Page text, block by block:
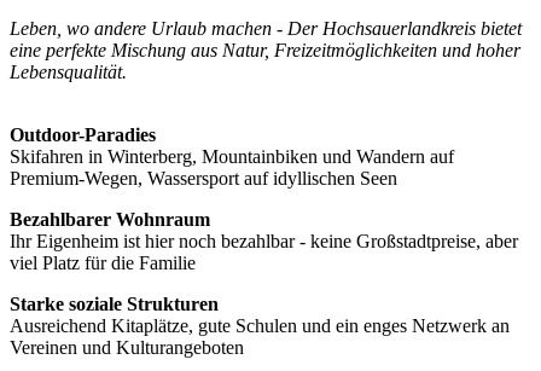
Leben, wo andere Urlaub machen - Der Hochsauerlandkreis bietet
eine perfekte Mischung aus Natur, Freizeitmöglichkeiten und hoher
Lebensqualität.
Outdoor-Paradies
Skifahren in Winterberg, Mountainbiken und Wandern auf
Premium-Wegen, Wassersport auf idyllischen Seen
Bezahlbarer Wohnraum
Ihr Eigenheim ist hier noch bezahlbar - keine Großstadtpreise, aber
viel Platz für die Familie
Starke soziale Strukturen
Ausreichend Kitaplätze, gute Schulen und ein enges Netzwerk an
Vereinen und Kulturangeboten